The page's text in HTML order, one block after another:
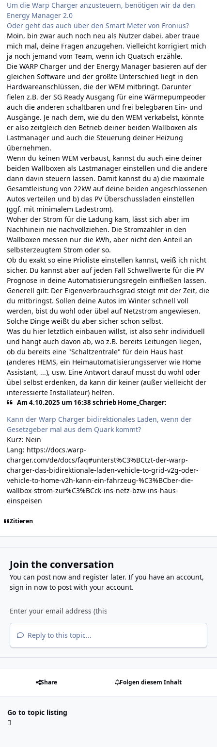
Um die Warp Charger anzusteuern, benötigen wir da den
Energy Manager 2.0
Oder geht das auch über den Smart Meter von Fronius?
Moin, bin zwar auch noch neu als Nutzer dabei, aber traue
mich mal, deine Fragen anzugehen. Vielleicht korrigiert mich
ja noch jemand vom Team, wenn ich Quatsch erzähle.
Die WARP Charger und der Energy Manager basieren auf der
gleichen Software und der größte Unterschied liegt in den
Hardwareanschlüssen, die der WEM mitbringt. Darunter
fielen z.B. der SG Ready Ausgang für eine Wärmepumpeoder
auch die anderen schaltbaren und frei belegbaren Ein- und
Ausgänge. Je nach dem, wie du den WEM verkabelst, könnte
er also zeitgleich den Betrieb deiner beiden Wallboxen als
Lastmanager und auch die Steuerung deiner Heizung
übernehmen.
Wenn du keinen WEM verbaust, kannst du auch eine deiner
beiden Wallboxen als Lastmanager einstellen und die andere
dann davin steuern lassen. Damit kannst du a) die maximale
Gesamtleistung von 22kW auf deine beiden angeschlossenen
Autos verteilen und b) das PV Überschussladen einstellen
(ggf. mit minimalem Ladestrom).
Woher der Strom für die Ladung kam, lässt sich aber im
Nachhinein nie nachvollziehen. Die Stromzähler in den
Wallboxen messen nur die kWh, aber nicht den Anteil an
selbsterzeugtem Strom oder so.
Ob du exakt so eine Prioliste einstellen kannst, weiß ich nicht
sicher. Du kannst aber auf jeden Fall Schwellwerte für die PV
Prognose in deine Automatisierungsregeln einfließen lassen.
Generell gilt: Der Eigenverbrauchsgrad steigt mit der Zeit, die
du mitbringst. Sollen deine Autos im Winter schnell voll
werden, bist du wohl oder übel auf Netzstrom angewiesen.
Solche Dinge weißt du aber sicher schon selbst.
Was du hier letztlich einbauen willst, ist also sehr individuell
und hängt auch davon ab, wo z.B. bereits Leitungen liegen,
ob du bereits eine "Schaltzentrale" für dein Haus hast
(anderes HEMS, ein Heimautomatisierungsserver wie Home
Assistant, ...), usw. Eine Antwort darauf musst du wohl oder
übel selbst erdenken, da kann dir keiner (außer vielleicht der
interessierte Installateur) helfen.
Am 4.10.2025 um 16:38 schrieb Home_Charger:
Kann der Warp Charger bidirektionales Laden, wenn der
Gesetzgeber mal aus dem Quark kommt?
Kurz: Nein
Lang: https://docs.warp-
charger.com/de/docs/faq#unterst%C3%BCtzt-der-warp-
charger-das-bidirektionale-laden-vehicle-to-grid-v2g-oder-
vehicle-to-home-v2h-kann-ein-fahrzeug-%C3%BCber-die-
wallbox-strom-zur%C3%BCck-ins-netz-bzw-ins-haus-
einspeisen
Zitieren
Join the conversation
You can post now and register later. If you have an account,
sign in nowto post with your account.
Reply to this topic...
Share Folgen diesem Inhalt
Go to topic listing